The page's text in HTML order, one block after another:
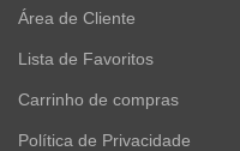
Área de Cliente
Lista de Favoritos
Carrinho de compras
Política de Privacidade